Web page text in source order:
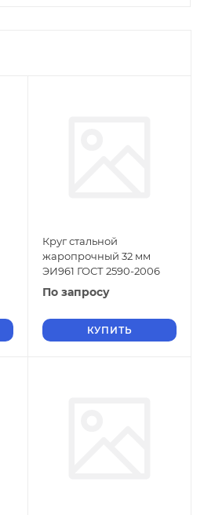
Круг стальной
жаропрочный 32 мм
ЭИ961 ГОСТ 2590-2006
По запросу
КУПИТЬ